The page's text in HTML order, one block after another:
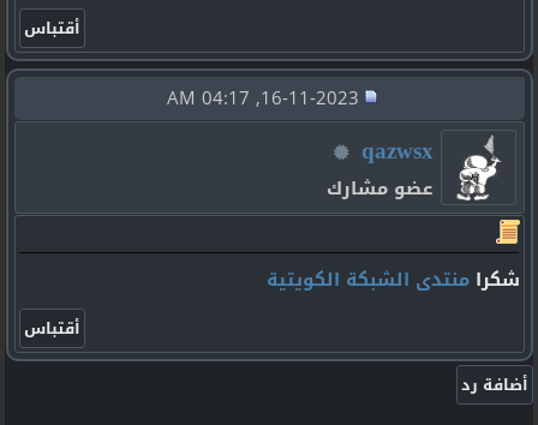
qazwsx
عضو مشارك
شكرامنتدى الشبكة الكويتية